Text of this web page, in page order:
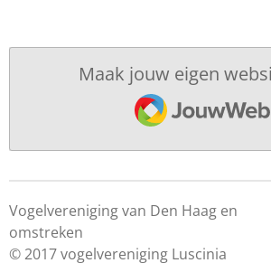
Maak jouw eigen
JouwWeb
Vogelvereniging van Den Haag en
© 2017 vogelvereniging Luscinia